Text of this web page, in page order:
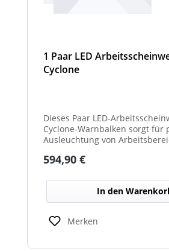
1 Paar LED
Cyclone
Dieses Paar LED-
Cyclone-Warnbalken sorgt für
Ausleuchtung von
schlechten Lichtverhältnissen.
Regulärer Preis:
594,90 €
In den
Merken